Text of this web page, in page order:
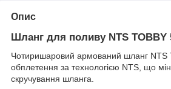
Опис
Шланг для поливу NTS TOBBY
Чотиришаровий армований шланг NTS
обплетення за технологією NTS, що
скручування шланга.